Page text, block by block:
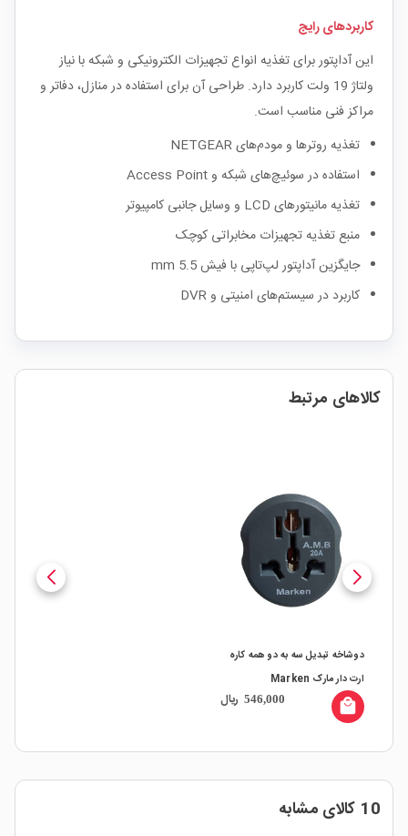
کاربردهای رایج
این آداپتور برای تغذیه انواع تجهیزات الکترونیکی و شبکه با نیاز
ولتاژ 19 ولت کاربرد دارد. طراحی آن برای استفاده در منازل، دفاتر و
مراکز فنی مناسب است.
تغذیه روترها و مودم‌های NETGEAR
استفاده در سوئیچ‌های شبکه و Access Point
تغذیه مانیتورهای LCD و وسایل جانبی کامپیوتر
منبع تغذیه تجهیزات مخابراتی کوچک
جایگزین آداپتور لپ‌تاپی با فیش 5.5 mm
کاربرد در سیستم‌های امنیتی و DVR
کالاهای مرتبط
دوشاخه تبدیل سه به دو همه کاره
ارت دار مارک Marken
546,000 ریال local_mall
10 کالای مشابه